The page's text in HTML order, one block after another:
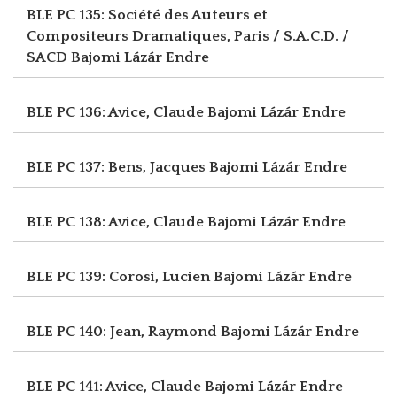
BLE PC 135: Société des Auteurs et
Compositeurs Dramatiques, Paris / S.A.C.D. /
SACD Bajomi Lázár Endre
BLE PC 136: Avice, Claude Bajomi Lázár Endre
BLE PC 137: Bens, Jacques Bajomi Lázár Endre
BLE PC 138: Avice, Claude Bajomi Lázár Endre
BLE PC 139: Corosi, LucienBajomi Lázár Endre
BLE PC 140: Jean, Raymond Bajomi Lázár Endre
BLE PC 141: Avice, Claude Bajomi Lázár Endre